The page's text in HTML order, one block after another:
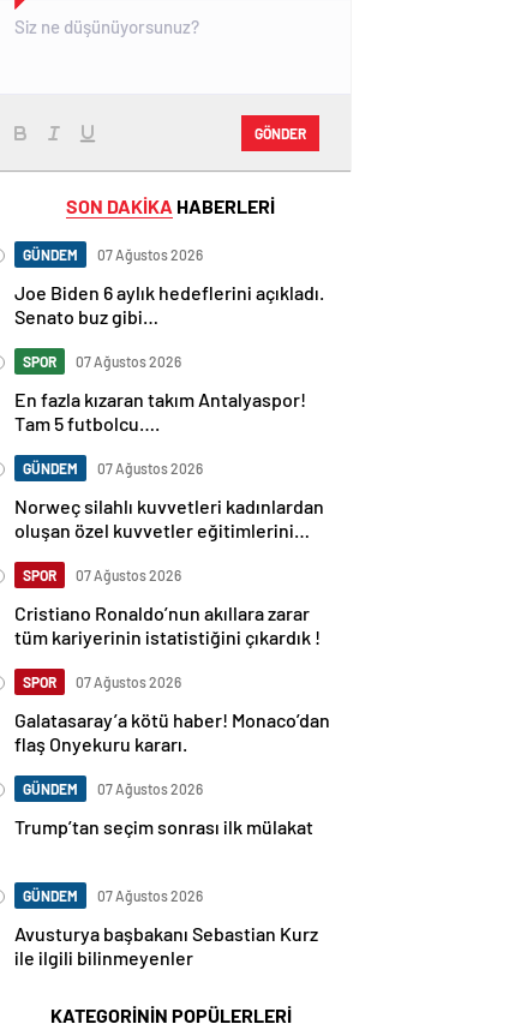
GÖNDER
SON DAKİKA HABERLERİ
GÜNDEM 07 Ağustos 2026
Joe Biden 6 aylık hedeflerini açıkladı.
Senato buz gibi…
SPOR 07 Ağustos 2026
En fazla kızaran takım Antalyaspor!
Tam 5 futbolcu….
GÜNDEM 07 Ağustos 2026
Norweç silahlı kuvvetleri kadınlardan
oluşan özel kuvvetler eğitimlerini
SPOR 07 Ağustos 2026
Cristiano Ronaldo’nun akıllara zarar
tüm kariyerinin istatistiğini çıkardık !
SPOR 07 Ağustos 2026
Galatasaray’a kötü haber! Monaco’dan
flaş Onyekuru kararı.
GÜNDEM 07 Ağustos 2026
Trump’tan seçim sonrası ilk mülakat
GÜNDEM 07 Ağustos 2026
Avusturya başbakanı Sebastian Kurz
ile ilgili bilinmeyenler
KATEGORİNİN POPÜLERLERİ